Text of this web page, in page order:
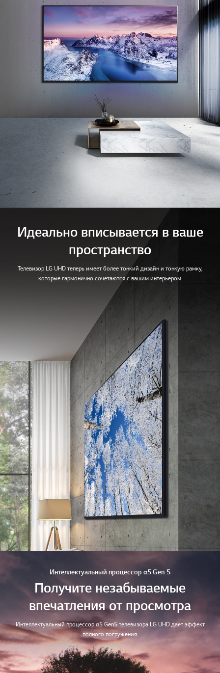
Идеально вписывается в ваше
пространство
Телевизор LG UHD теперь имеет более тонкий дизайн и тонкую рамку,
которые гармонично сочетаются с вашим интерьером.
Интеллектуальный процессор α5 Gen 5
Получите незабываемые
впечатления от просмотра
Интеллектуальный процессор α5 Gen5 телевизора LG UHD дает эффект
полного погружения.